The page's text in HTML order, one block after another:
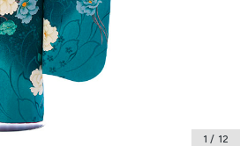
1 / 12